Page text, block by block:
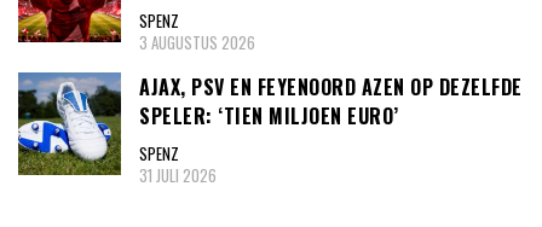
SPENZ
3 AUGUSTUS 2026
AJAX, PSV EN FEYENOORD AZEN OP DEZELFDE
SPELER: ‘TIEN MILJOEN EURO’
SPENZ
31 JULI 2026